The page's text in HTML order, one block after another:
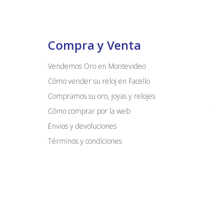
Compra y Venta
Vendemos Oro en Montevideo
Cómo vender su reloj en Facello
Compramos su oro, joyas y relojes
Cómo comprar por la web
Envios y devoluciones
Términos y condiciones